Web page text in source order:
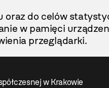
oraz do celów
w pamięci
przeglądarki.
w Krakowie